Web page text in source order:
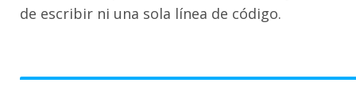
de escribir ni una sola línea de código.